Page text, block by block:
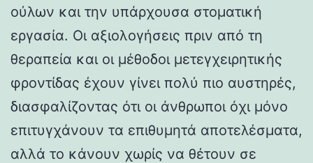
ούλων και την υπάρχουσα στοματική
εργασία. Οι αξιολογήσεις πριν από τη
θεραπεία και οι μέθοδοι μετεγχειρητικής
φροντίδας έχουν γίνει πολύ πιο αυστηρές,
διασφαλίζοντας ότι οι άνθρωποι όχι μόνο
επιτυγχάνουν τα επιθυμητά αποτελέσματα,
αλλά το κάνουν χωρίς να θέτουν σε